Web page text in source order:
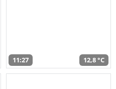
11:27 12,8 °C